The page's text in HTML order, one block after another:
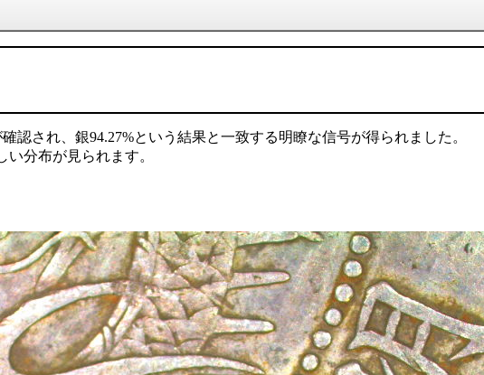
認され、銀94.27%という結果と一致する明瞭な信号が得られました。
分布が見られます。